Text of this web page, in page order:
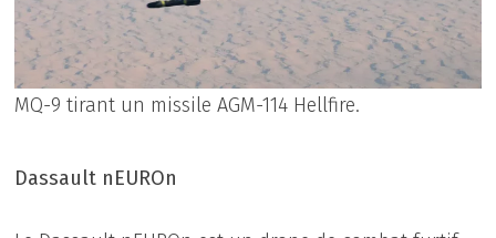
MQ-9 tirant un missile AGM-114 Hellfire.
Dassault nEUROn